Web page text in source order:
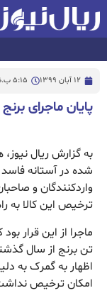
12 آبان 1399 5:15 ب.ظ
پایان ماجرای
به گزارش ریال
شده در آستانه فاسد
واردکنندگان و
ترخیص این کالا به
تن برنج از سال
اظهار به گمرک به
امکان ترخیص